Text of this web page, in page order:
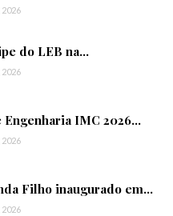
2026
do LEB na...
2026
IMC 2026...
2026
Filho inaugurado em...
2026